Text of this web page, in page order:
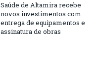
Saúde de Altamira recebe
novos investimentos com
entrega de equipamentos e
assinatura de obras